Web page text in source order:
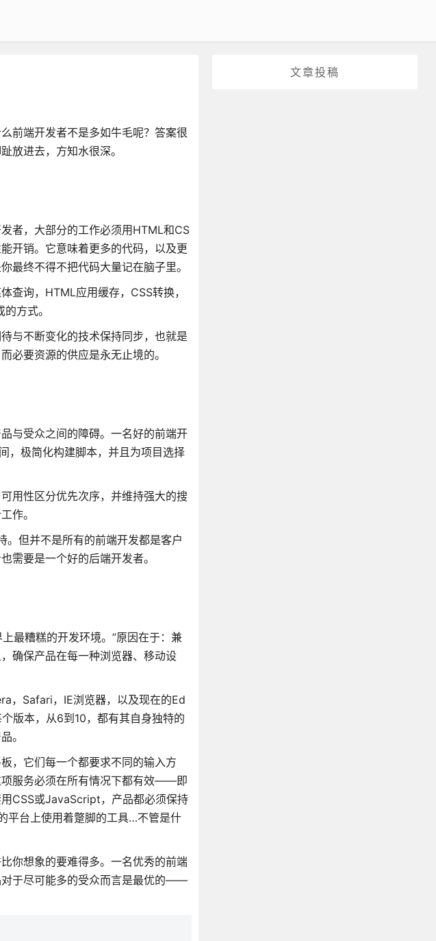
文章投稿
前端开发者不是多如牛毛呢？答案很
放进去，方知水很深。
者，大部分的工作必须用HTML和CS
开销。它意味着更多的代码，以及更
最终不得不把代码大量记在脑子里。
查询，HTML应用缓存，CSS转换，
方式。
与不断变化的技术保持同步，也就是
必要资源的供应是永无止境的。
与受众之间的障碍。一名好的前端开
，极简化构建脚本，并且为项目选择
用性区分优先次序，并维持强大的搜
作。
。但并不是所有的前端开发都是客户
要是一个好的后端开发者。
最糟糕的开发环境。”原因在于：兼
确保产品在每一种浏览器、移动设
，Safari，IE浏览器，以及现在的Ed
版本，从6到10，都有其自身独特的
。
，它们每一个都要求不同的输入方
项服务必须在所有情况下都有效——即
CSS或JavaScript，产品都必须保持
平台上使用着蹩脚的工具…不管是什
你想象的要难得多。一名优秀的前端
对于尽可能多的受众而言是最优的——